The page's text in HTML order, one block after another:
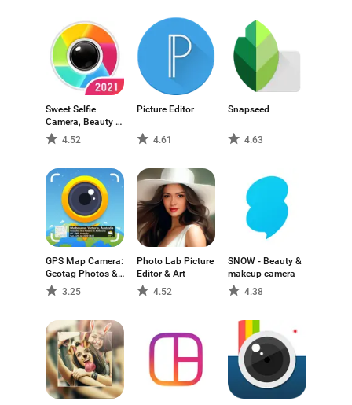
Sweet Selfie
Camera, Beauty &
Filters Photo
Editor
4.52
Picture Editor
4.61
Snapseed
4.63
GPS Map Camera:
Geotag Photos &
Add GPS Location
3.25
Photo Lab Picture
Editor & Art
4.52
SNOW - Beauty &
makeup camera
4.38